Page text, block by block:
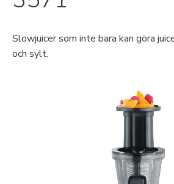
Slowjuicer som inte bara kan göra
och sylt.